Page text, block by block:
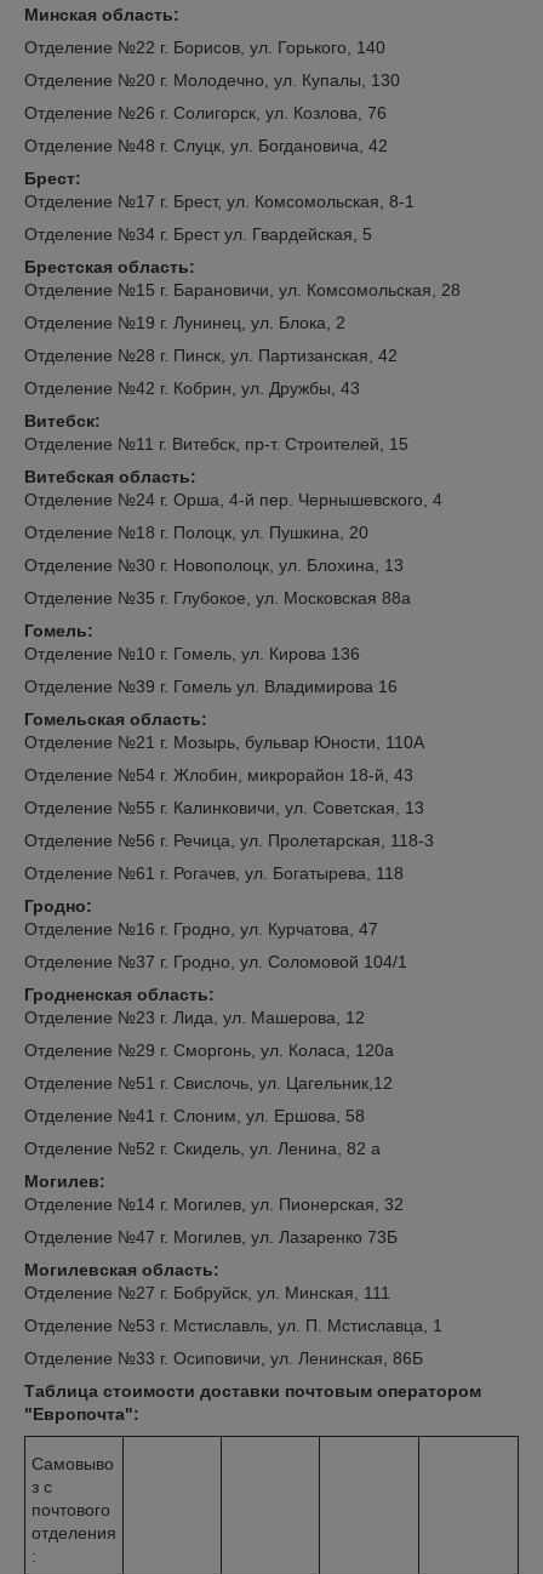
Минская область:
Отделение №22 г. Борисов, ул. Горького, 140
Отделение №20 г. Молодечно, ул. Купалы, 130
Отделение №26 г. Солигорск, ул. Козлова, 76
Отделение №48 г. Слуцк, ул. Богдановича, 42
Брест:
Отделение №17 г. Брест, ул. Комсомольская, 8-1
Отделение №34 г. Брест ул. Гвардейская, 5
Брестская область:
Отделение №15 г. Барановичи, ул. Комсомольская, 28
Отделение №19 г. Лунинец, ул. Блока, 2
Отделение №28 г. Пинск, ул. Партизанская, 42
Отделение №42 г. Кобрин, ул. Дружбы, 43
Витебск:
Отделение №11 г. Витебск, пр-т. Строителей, 15
Витебская область:
Отделение №24 г. Орша, 4-й пер. Чернышевского, 4
Отделение №18 г. Полоцк, ул. Пушкина, 20
Отделение №30 г. Новополоцк, ул. Блохина, 13
Отделение №35 г. Глубокое, ул. Московская 88а
Гомель:
Отделение №10 г. Гомель, ул. Кирова 136
Отделение №39 г. Гомель ул. Владимирова 16
Гомельская область:
Отделение №21 г. Мозырь, бульвар Юности, 110А
Отделение №54 г. Жлобин, микрорайон 18-й, 43
Отделение №55 г. Калинковичи, ул. Советская, 13
Отделение №56 г. Речица, ул. Пролетарская, 118-3
Отделение №61 г. Рогачев, ул. Богатырева, 118
Гродно:
Отделение №16 г. Гродно, ул. Курчатова, 47
Отделение №37 г. Гродно, ул. Соломовой 104/1
Гродненская область:
Отделение №23 г. Лида, ул. Машерова, 12
Отделение №29 г. Сморгонь, ул. Коласа, 120а
Отделение №51 г. Свислочь, ул. Цагельник,12
Отделение №41 г. Слоним, ул. Ершова, 58
Отделение №52 г. Скидель, ул. Ленина, 82 а
Могилев:
Отделение №14 г. Могилев, ул. Пионерская, 32
Отделение №47 г. Могилев, ул. Лазаренко 73Б
Могилевская область:
Отделение №27 г. Бобруйск, ул. Минская, 111
Отделение №53 г. Мстиславль, ул. П. Мстиславца, 1
Отделение №33 г. Осиповичи, ул. Ленинская, 86Б
Таблица стоимости доставки почтовым оператором
"Европочта":
Самовыво
з с
почтового
отделения
: